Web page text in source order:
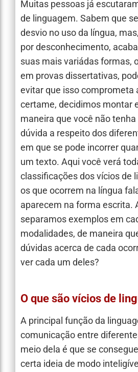
Muitas pessoas já
de linguagem. Sabem que
desvio no uso da língua,
por desconhecimento,
suas mais variádas formas,
em provas dissertativas,
evitar que isso comprometa
certame, decidimos montar
maneira que você não
dúvida a respeito dos
em que se pode incorrer
um texto. Aqui você verá
classificações dos vícios de
os que ocorrem na língua
aparecem na forma escrita.
separamos exemplos em
modalidades, de maneira
dúvidas acerca de cada
ver cada um deles?
O que são vícios de
A principal função da
comunicação entre
meio dela é que se
certa ideia de modo